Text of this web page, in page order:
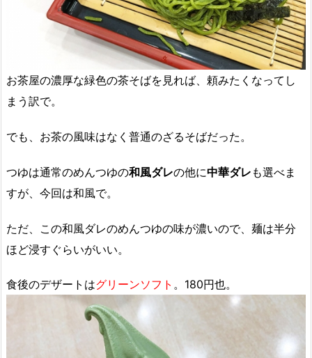
お茶屋の濃厚な緑色の茶そばを見れば、頼みたくなってし
まう訳で。
でも、お茶の風味はなく普通のざるそばだった。
つゆは通常のめんつゆの和風ダレの他に中華ダレ も選べま
すが、今回は和風で。
ただ、この和風ダレのめんつゆの味が濃いので、麺は半分
ほど浸すぐらいがいい。
食後のデザートはグリーンソフト 。180円也。